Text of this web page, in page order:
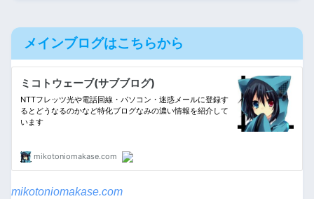
メインブログはこちらから
mikotoniomakase.com